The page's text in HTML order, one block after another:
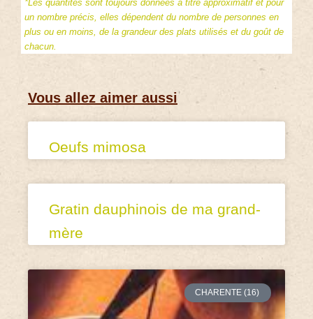
*Les quantités sont toujours données à titre approximatif et pour
un nombre précis, elles dépendent du nombre de personnes en
plus ou en moins, de la grandeur des plats utilisés et du goût de
chacun.
Vous allez aimer aussi
Oeufs mimosa
Gratin dauphinois de ma grand-
mère
CHARENTE (16)